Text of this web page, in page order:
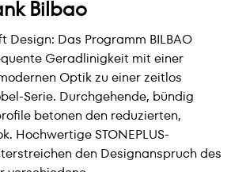
Bilbao
Design: Das Programm BILBAO
Geradlinigkeit mit einer
Optik zu einer zeitlos
Serie. Durchgehende, bündig
betonen den reduzierten,
Hochwertige STONEPLUS-
den Designanspruch des